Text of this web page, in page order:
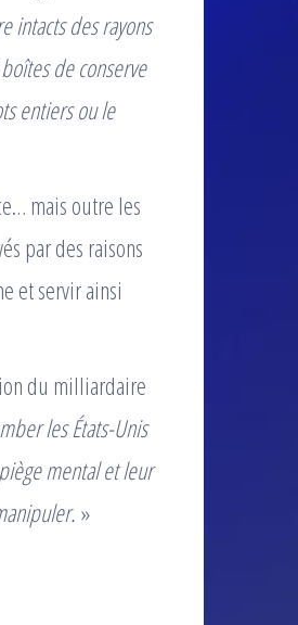
intacts des rayons
de conserve
entiers ou le
mais outre les
par des raisons
et servir ainsi
du milliardaire
les États-Unis
mental et leur
»